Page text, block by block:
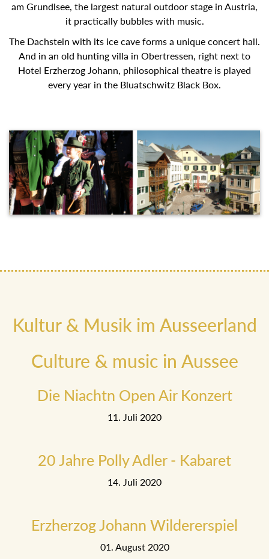
am Grundlsee, the largest natural outdoor stage in Austria,
it practically bubbles with music.
The Dachstein with its ice cave forms a unique concert
hall. And in an old hunting villa in Obertressen, right next to
Hotel Erzherzog Johann, philosophical theatre is played
every year in the Bluatschwitz Black Box.
Kultur & Musik im Ausseerland
Culture & music in Aussee
Die Niachtn Open Air Konzert
11. Juli 2020
20 Jahre Polly Adler - Kabaret
14. Juli 2020
Erzherzog Johann Wildererspiel
01. August 2020